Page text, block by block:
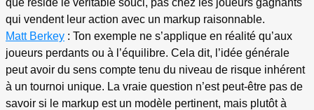
qui vendent leur action avec un markup raisonnable.
Matt Berkey : Ton exemple ne s’applique en réalité qu’aux
joueurs perdants ou à l’équilibre. Cela dit, l’idée générale
peut avoir du sens compte tenu du niveau de risque inhérent
à un tournoi unique. La vraie question n’est peut-être pas de
savoir si le markup est un modèle pertinent, mais plutôt à